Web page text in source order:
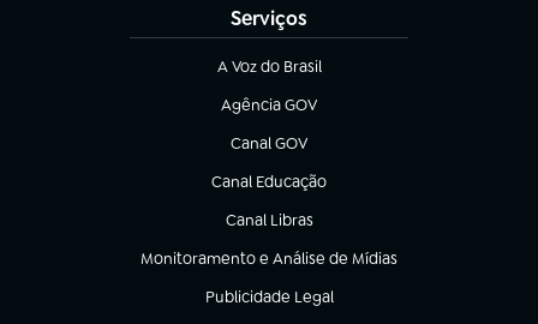
Serviços
A Voz do Brasil
(abre em nova aba)
Agência GOV
(abre em nova aba)
Canal GOV
(abre em nova aba)
Canal Educação
(abre em nova aba)
Canal Libras
(abre em nova aba)
Monitoramento e Análise de Mídias
(abre em nova aba)
Publicidade Legal
(abre em nova aba)